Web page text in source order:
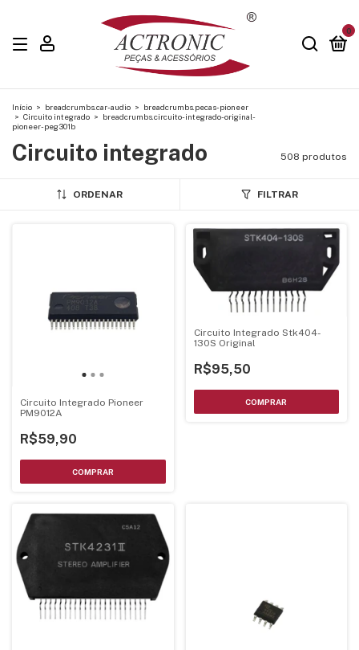
0
Início > breadcrumbs.car-audio > breadcrumbs.pecas-pioneer
> Circuito integrado > breadcrumbs.circuito-integrado-original-
pioneer-peg301b
Circuito integrado 508 produtos
ORDENAR FILTRAR
Circuito Integrado Pioneer
PM9012A
R$59,90
Circuito Integrado Stk404-
130S Original
R$95,50